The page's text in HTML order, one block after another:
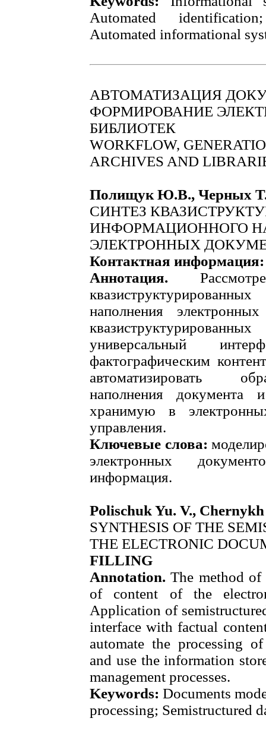
Automated
Automated informational
АВТОМАТИЗАЦИЯ
ФОРМИРОВАНИЕ
БИБЛИОТЕК
WORKFLOW,
ARCHIVES AND
Полищук Ю.В., Черных
СИНТЕЗ
ИНФОРМАЦИОННОГО
ЭЛЕКТРОННЫХ
Контактная информация:
Аннотация.
наполнения
универсальный
фактографическим
автоматизировать
наполнения документа
хранимую в
управления.
Ключевые слова:
электронных
информация.
Polischuk Yu. V.,
SYNTHESIS OF THE
THE ELECTRONIC
FILLING
Annotation. The method of
of content of the
Application of
interface with factual
automate the processing
and use the information
management processes.
Keywords: Documents
processing; Semistructured